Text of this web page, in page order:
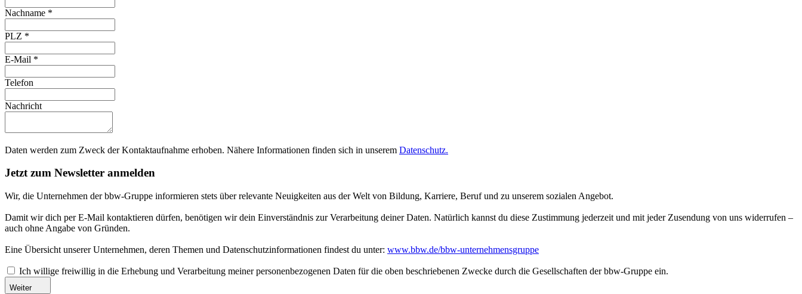
Nachname *
PLZ *
E-Mail *
Telefon
Nachricht
Daten werden zum Zweck der Kontaktaufnahme erhoben. Nähere Informationen finden sich in unserem Datenschutz.
Jetzt zum Newsletter anmelden
Wir, die Unternehmen der bbw-Gruppe informieren stets über relevante Neuigkeiten aus der Welt von Bildung, Karriere, Beruf und zu unserem sozialen Angebot.
Damit wir dich per E-Mail kontaktieren dürfen, benötigen wir dein Einverständnis zur Verarbeitung deiner Daten. Natürlich kannst du diese Zustimmung jederzeit und mit jeder Zusendung von uns widerrufen –
auch ohne Angabe von Gründen.
Eine Übersicht unserer Unternehmen, deren Themen und Datenschutzinformationen findest du unter: www.bbw.de/bbw-unternehmensgruppe
Ich willige freiwillig in die Erhebung und Verarbeitung meiner personenbezogenen Daten für die oben beschriebenen Zwecke durch die Gesellschaften der bbw-Gruppe ein.
Weiter